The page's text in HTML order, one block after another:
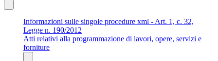
Informazioni sulle singole procedure xml - Art. 1, c. 32,
Legge n. 190/2012
Atti relativi alla programmazione di lavori, opere, servizi e
forniture